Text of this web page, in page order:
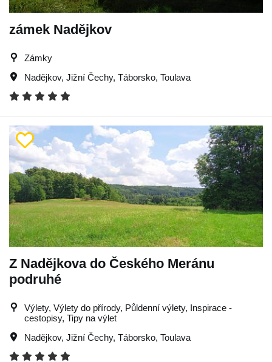
zámek Nadějkov
Zámky
Nadějkov, Jižní Čechy, Táborsko, Toulava
Z Nadějkova do Českého Meránu
podruhé
Výlety, Výlety do přírody, Půldenní výlety, Inspirace -
cestopisy, Tipy na výlet
Nadějkov, Jižní Čechy, Táborsko, Toulava